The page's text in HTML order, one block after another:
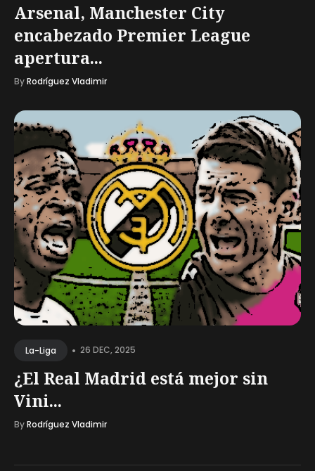
Arsenal, Manchester City
encabezado Premier League
apertura...
ByRodríguez Vladimir
La-Liga • 26 DEC, 2025
¿El Real Madrid está mejor sin
Vini...
ByRodríguez Vladimir